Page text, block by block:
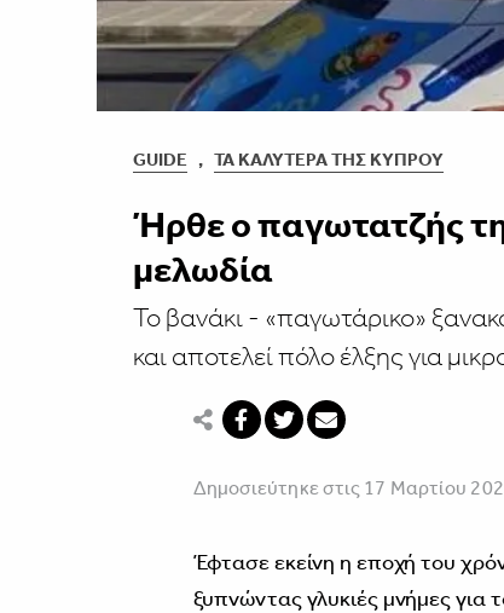
GUIDE , ΤΑ ΚΑΛΎΤΕΡΑ ΤΗΣ ΚΎΠΡΟΥ
Ήρθε ο παγωτατζής
μελωδία
Το βανάκι - «παγωτάρικο»
και αποτελεί πόλο έλξης για
Δημοσιεύτηκε στις 17 Μαρτίου
Έφτασε εκείνη η εποχή του
ξυπνώντας γλυκιές μνήμες για